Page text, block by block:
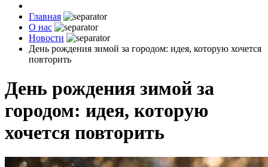
Главная
О нас
Новости
День рождения зимой за городом: идея, которую хочется
повторить
День рождения зимой за
городом: идея, которую
хочется повторить